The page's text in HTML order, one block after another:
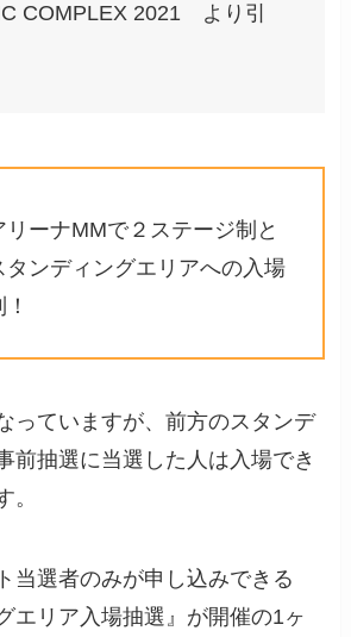
COMPLEX 2021 より引
ーナMMで２ステージ制と
タンディングエリアへの入場
っていますが、前方のスタンデ
前抽選に当選した人は入場でき
。
当選者のみが申し込みできる
エリア入場抽選』が開催の1ヶ